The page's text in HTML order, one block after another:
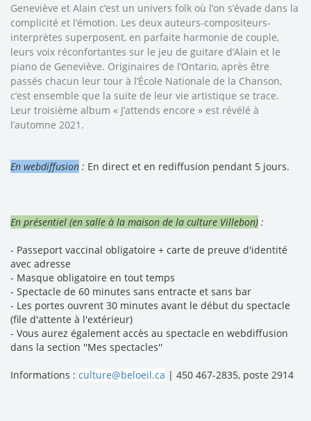
Geneviève et Alain c’est un univers folk où l’on s’évade dans la
complicité et l’émotion. Les deux auteurs-compositeurs-
interprètes superposent, en parfaite harmonie de couple,
leurs voix réconfortantes sur le jeu de guitare d’Alain et le
piano de Geneviève. Originaires de l’Ontario, après être
passés chacun leur tour à l’École Nationale de la Chanson,
c’est ensemble que la suite de leur vie artistique se trace.
Leur troisième album « J’attends encore » est révélé à
l’automne 2021.
En webdiffusion : En direct et en rediffusion pendant 5 jours.
En présentiel (en salle à la maison de la culture Villebon) :
- Passeport vaccinal obligatoire + carte de preuve d'identité
avec adresse
- Masque obligatoire en tout temps
- Spectacle de 60 minutes sans entracte et sans bar
- Les portes ouvrent 30 minutes avant le début du spectacle
(file d'attente à l'extérieur)
- Vous aurez également accès au spectacle en webdiffusion
dans la section ''Mes spectacles''
Informations : culture@beloeil.ca | 450 467-2835, poste 2914